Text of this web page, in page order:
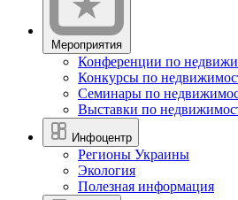
Мероприятия
Конференции по
Конкурсы по
Семинары по
Выставки по
Инфоцентр
Регионы Украины
Экология
Полезная информация